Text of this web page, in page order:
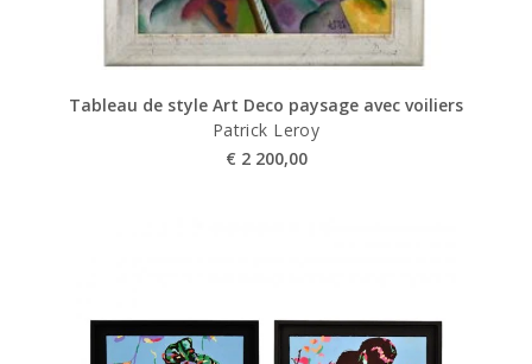
Tableau de style Art Deco paysage avec voiliers
Patrick Leroy
€ 2 200,00